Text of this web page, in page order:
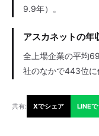
9.9年）。
アスカネットの年
全上場企業の平均
社のなかで443位に
共有: Xでシェア LINE